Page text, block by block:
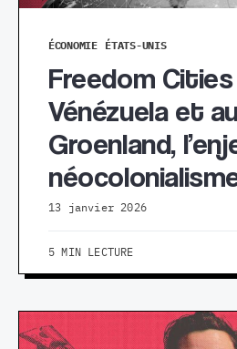
ÉCONOMIE ÉTATS-UNIS
Freedom Cities
Vénézuela et
Groenland,
13 janvier 2026
5 MIN LECTURE